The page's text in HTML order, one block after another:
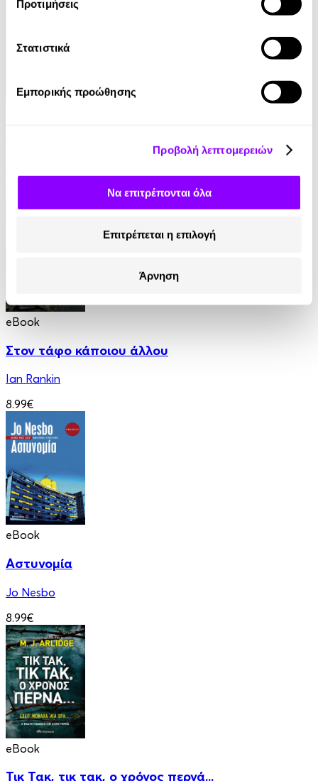
Προτιμήσεις
Στατιστικά
Εμπορικής προώθησης
Προβολή λεπτομερειών
Να επιτρέπονται όλα
Επιτρέπεται η επιλογή
Άρνηση
eBook
Στον τάφο κάποιου άλλου
Ian Rankin
8.99€
eBook
Αστυνομία
Jo Nesbo
8.99€
eBook
Τικ Τακ, τικ τακ, ο χρόνος περνά...